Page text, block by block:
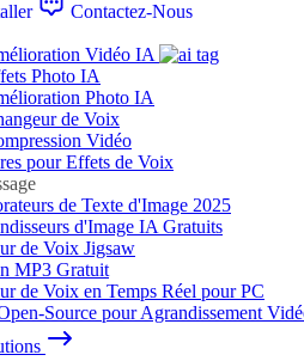
Contactez-Nous
Vidéo IA
Photo IA
Photo IA
de Voix
Vidéo
pour Effets de Voix
de Texte d'Image 2025
d'Image IA Gratuits
de Voix Jigsaw
MP3 Gratuit
de Voix en Temps Réel pour PC
Source pour Agrandissement